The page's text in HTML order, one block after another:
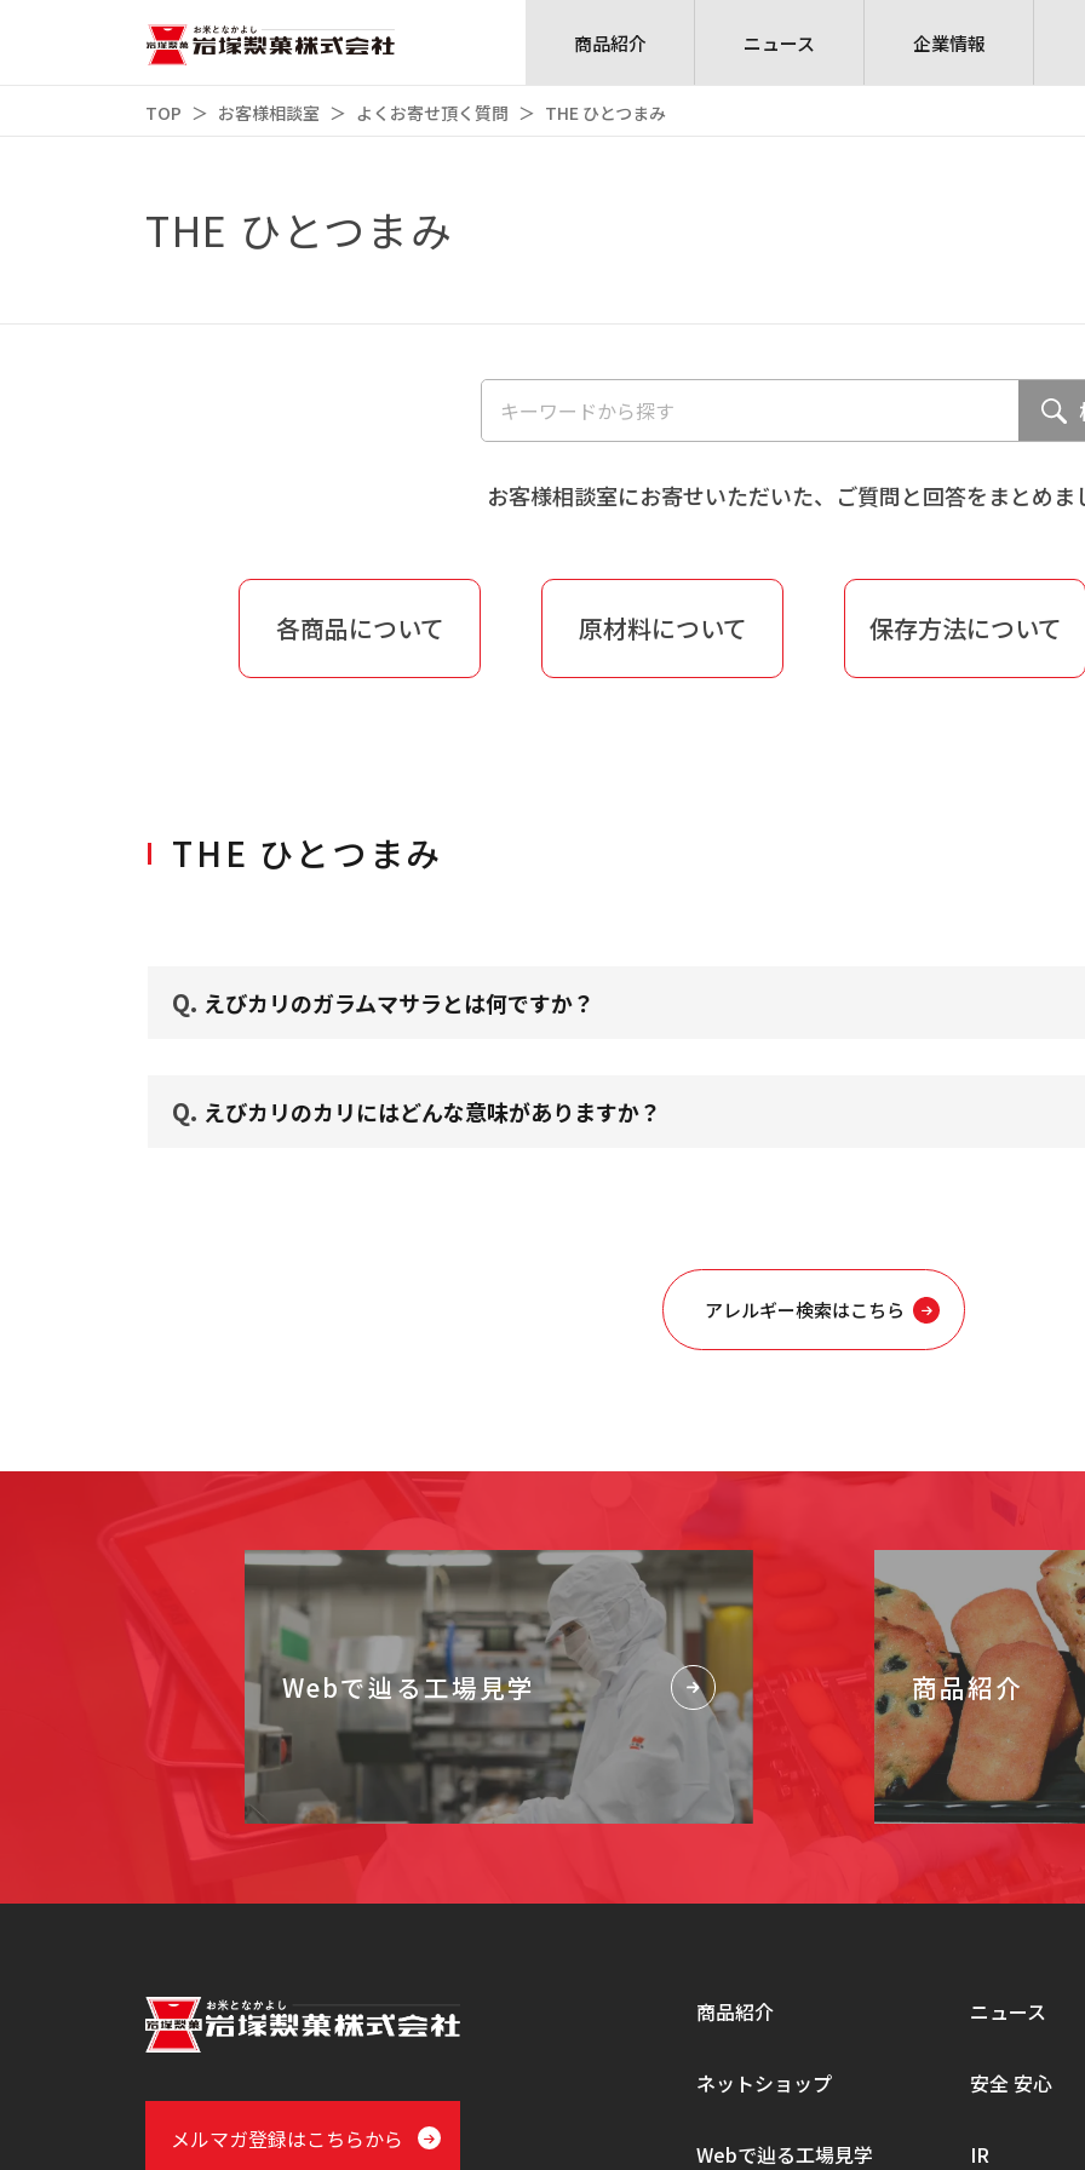
商品紹介 ニュース 企業情報
TOP お客様相談室 よくお寄せ頂く質問 THE ひとつまみ
THE ひとつまみ
お客様相談室にお寄せいただいた、ご質問と回答をまとめま
各商品について 原材料について 保存方法について
THE ひとつまみ
Q. えびカリのガラムマサラとは何ですか？
Q. えびカリのカリにはどんな意味がありますか？
アレルギー検索はこちら
Webで辿る工場見学 商品紹介
メルマガ登録はこちらから
商品紹介
ネットショップ
Webで辿る工場見学
ニュース
安全 安心
IR